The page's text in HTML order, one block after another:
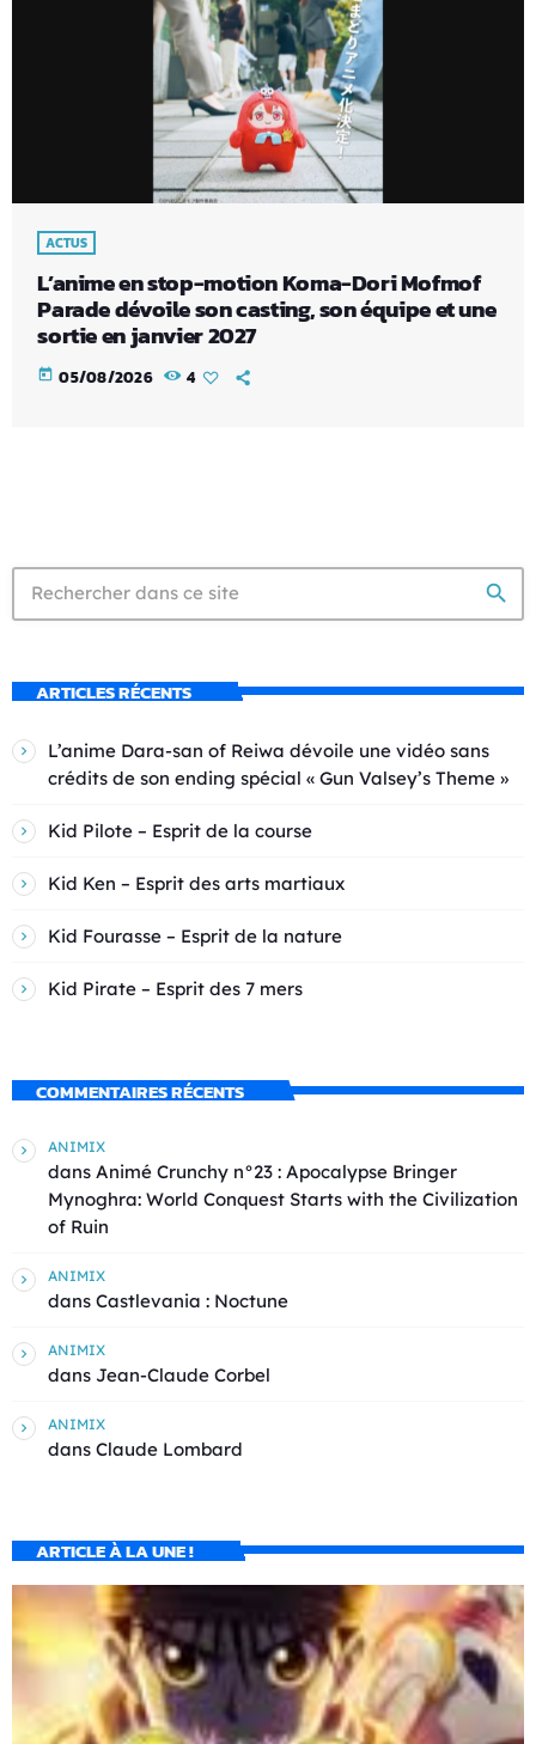
ACTUS
L’anime en stop-motion Koma-Dori Mofmof
Parade dévoile son casting, son équipe et une
sortie en janvier 2027
today 05/08/2026 4
search
ARTICLES RÉCENTS
L’anime Dara-san of Reiwa dévoile une vidéo sans
crédits de son ending spécial « Gun Valsey’s Theme »
Kid Pilote – Esprit de la course
Kid Ken – Esprit des arts martiaux
Kid Fourasse – Esprit de la nature
Kid Pirate – Esprit des 7 mers
COMMENTAIRES RÉCENTS
ANIMIX
dans Animé Crunchy n°23 : Apocalypse Bringer
Mynoghra: World Conquest Starts with the Civilization
of Ruin
ANIMIX
dans Castlevania : Noctune
ANIMIX
dans Jean-Claude Corbel
ANIMIX
dans Claude Lombard
ARTICLE À LA UNE !